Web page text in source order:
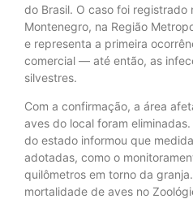
do Brasil. O caso foi registrado
Montenegro, na Região
e representa a primeira
comercial — até então, as
silvestres.
Com a confirmação, a área
aves do local foram
do estado informou que
adotadas, como o
quilômetros em torno da
mortalidade de aves no